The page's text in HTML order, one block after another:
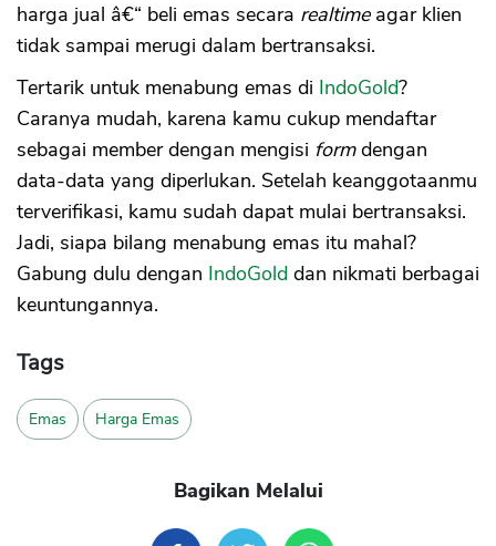
harga jual â€“ beli emas secara realtimeagar klien
tidak sampai merugi dalam bertransaksi.
Tertarik untuk menabung emas di IndoGold?
Caranya mudah, karena kamu cukup mendaftar
sebagai member dengan mengisi formdengan
data-data yang diperlukan. Setelah keanggotaanmu
terverifikasi, kamu sudah dapat mulai bertransaksi.
Jadi, siapa bilang menabung emas itu mahal?
Gabung dulu dengan IndoGold dan nikmati berbagai
keuntungannya.
Tags
Emas Harga Emas
Bagikan Melalui